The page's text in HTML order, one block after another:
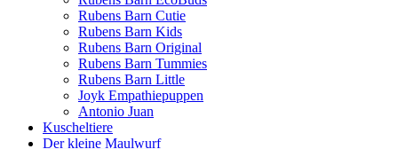
Rubens Barn Cutie
Rubens Barn Kids
Rubens Barn Original
Rubens Barn Tummies
Rubens Barn Little
Joyk Empathiepuppen
Antonio Juan
Kuscheltiere
Der kleine Maulwurf